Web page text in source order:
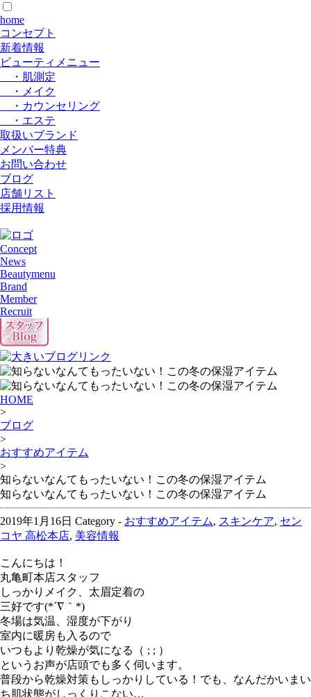
home
コンセプト
新着情報
ビューティメニュー
・肌測定
・メイク
・カウンセリング
・エステ
取扱いブランド
メンバー特典
お問い合わせ
ブログ
店舗リスト
採用情報
Concept
News
Beautymenu
Brand
Member
Recruit
HOME
>
ブログ
>
おすすめアイテム
>
知らないなんてもったいない！この冬の保湿アイテム
知らないなんてもったいない！この冬の保湿アイテム
2019年1月16日 Category - おすすめアイテム, スキンケア, セン
コヤ 高松本店, 美容情報
こんにちは！
丸亀町本店スタッフ
しっかりメイク、太眉定着の
三好です(*´∇｀*)
冬場は気温、湿度が下がり
室内に暖房も入るので
いつもより乾燥が気になる（ ; ; ）
というお声が店頭でも多く伺います。
普段から乾燥対策もしっかりしている！でも、なんだかいまい
ち肌状態がしっくりこない…